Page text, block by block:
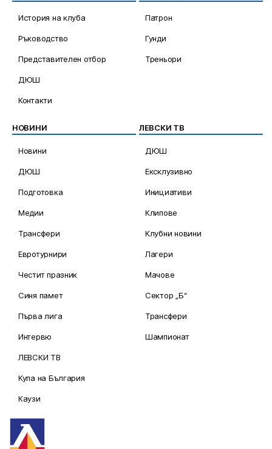
История на клуба
Ръководство
Представителен отбор
ДЮШ
Контакти
Патрон
Гунди
Треньори
НОВИНИ
Новини
ДЮШ
Подготовка
Медии
Трансфери
Евротурнири
Честит празник
Синя памет
Първа лига
Интервю
ЛЕВСКИ ТВ
Купа на България
Каузи
ЛЕВСКИ ТВ
ДЮШ
Ексклузивно
Инициативи
Клипове
Клубни новини
Лагери
Мачове
Сектор „Б“
Трансфери
Шампионат